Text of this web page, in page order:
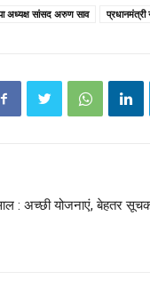
अध्यक्ष सांसद अरुण साव
: अच्छी योजनाएं, बेहतर